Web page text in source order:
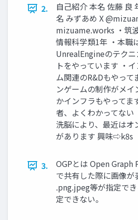
2.
自己紹介 本名 佐藤 良
名 みずあめ X
mizuame.works ・筑
情報科学類1年 ・本職
UnrealEngineのテク
トをやっています ・
ム関連のR&Dもやって
ンゲームの制作がメイ
かインフラもやってま
者、よくわかってない
洗脳により、最近はオ
があります 興味⇨k8s
3.
OGPとは Open
で共有した際に画像が
.png.jpeg等が指定で
定できない。